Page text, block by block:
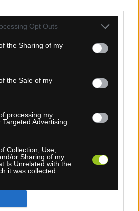
Opt Outs
the Sharing of my
the Sale of my
processing my
Advertising.
Collection, Use,
or Sharing of my
Is Unrelated with the
it was collected.
1-3 dní
KÚPIŤ
ČERVENÁ